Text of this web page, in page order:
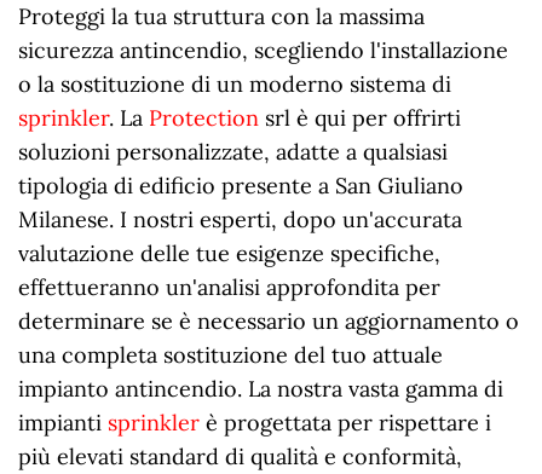
Proteggi la tua struttura con la massima
sicurezza antincendio, scegliendo l'installazione
o la sostituzione di un moderno sistema di
sprinkler. La Protection srl è qui per offrirti
soluzioni personalizzate, adatte a qualsiasi
tipologia di edificio presente a San Giuliano
Milanese. I nostri esperti, dopo un'accurata
valutazione delle tue esigenze specifiche,
effettueranno un'analisi approfondita per
determinare se è necessario un aggiornamento o
una completa sostituzione del tuo attuale
impianto antincendio. La nostra vasta gamma di
impianti sprinkler è progettata per rispettare i
più elevati standard di qualità e conformità,